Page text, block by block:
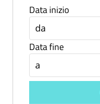
Data inizio
Data fine